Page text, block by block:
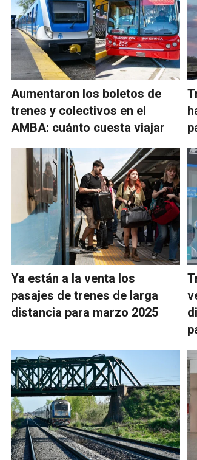
Aumentaron los boletos de
trenes y colectivos en el
AMBA: cuánto cuesta viajar
Ya están a la venta los
pasajes de trenes de larga
distancia para marzo 2025